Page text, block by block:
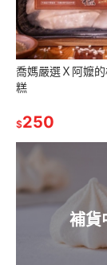
喬媽嚴選Ｘ阿嬤
糕
$250
補貨